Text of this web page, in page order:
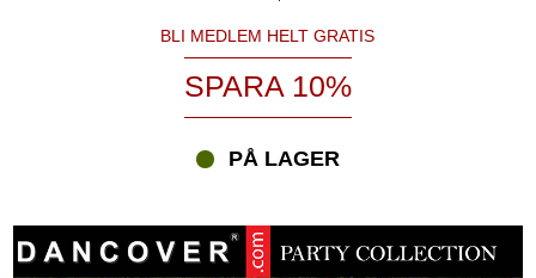
BLI MEDLEM HELT GRATIS
SPARA 10%
PÅ LAGER